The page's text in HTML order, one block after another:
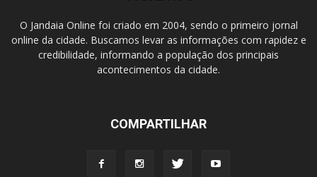
O Jandaia Online foi criado em 2004, sendo o primeiro jornal
online da cidade. Buscamos levar as informações com rapidez e
credibilidade, informando a população dos principais
acontecimentos da cidade.
COMPARTILHAR